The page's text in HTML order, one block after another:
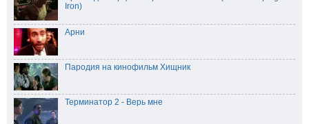
Iron)
Арни
Пародия на кинофильм Хищник
Терминатор 2 - Верь мне